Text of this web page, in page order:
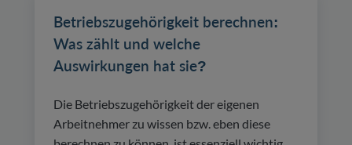
Betriebszugehörigkeit berechnen:
Was zählt und welche
Auswirkungen hat sie?
Die Betriebszugehörigkeit der eigenen
Arbeitnehmer zu wissen bzw. eben diese